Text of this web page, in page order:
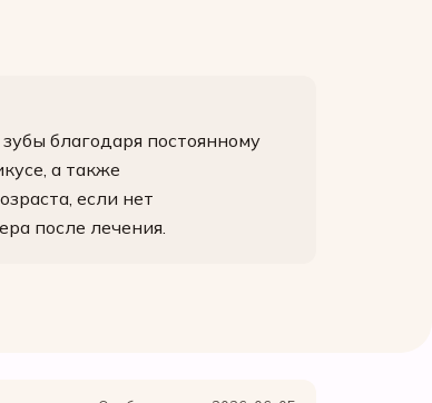
благодаря постоянному
а также
если нет
после лечения.